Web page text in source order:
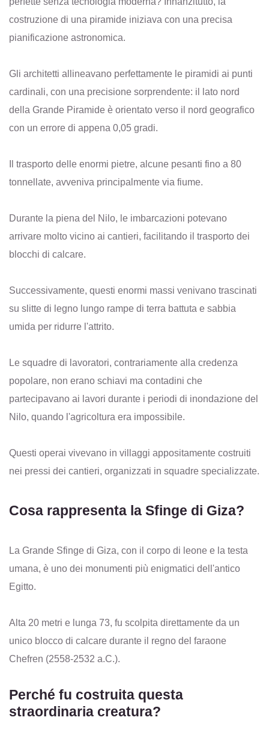
costruzione di una piramide iniziava con una precisa
pianificazione astronomica.
Gli architetti allineavano perfettamente le piramidi ai punti
cardinali, con una precisione sorprendente: il lato nord
della Grande Piramide è orientato verso il nord geografico
con un errore di appena 0,05 gradi.
Il trasporto delle enormi pietre, alcune pesanti fino a 80
tonnellate, avveniva principalmente via fiume.
Durante la piena del Nilo, le imbarcazioni potevano
arrivare molto vicino ai cantieri, facilitando il trasporto dei
blocchi di calcare.
Successivamente, questi enormi massi venivano trascinati
su slitte di legno lungo rampe di terra battuta e sabbia
umida per ridurre l'attrito.
Le squadre di lavoratori, contrariamente alla credenza
popolare, non erano schiavi ma contadini che
partecipavano ai lavori durante i periodi di inondazione del
Nilo, quando l'agricoltura era impossibile.
Questi operai vivevano in villaggi appositamente costruiti
nei pressi dei cantieri, organizzati in squadre specializzate.
Cosa rappresenta la Sfinge di Giza?
La Grande Sfinge di Giza, con il corpo di leone e la testa
umana, è uno dei monumenti più enigmatici dell'antico
Egitto.
Alta 20 metri e lunga 73, fu scolpita direttamente da un
unico blocco di calcare durante il regno del faraone
Chefren (2558-2532 a.C.).
Perché fu costruita questa
straordinaria creatura?